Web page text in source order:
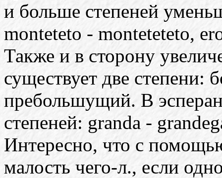
и больше степеней
monteteto - monteteteto,
Также и в сторону
существует две
пребольшущий. В
степеней: granda -
Интересно, что с
малость чего-л., если